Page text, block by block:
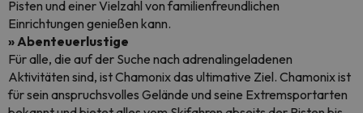
Pisten und einer Vielzahl von familienfreundlichen
Einrichtungen genießen kann.
» Abenteuerlustige
Für alle, die auf der Suche nach adrenalingeladenen
Aktivitäten sind, ist Chamonix das ultimative Ziel. Chamonix ist
für sein anspruchsvolles Gelände und seine Extremsportarten